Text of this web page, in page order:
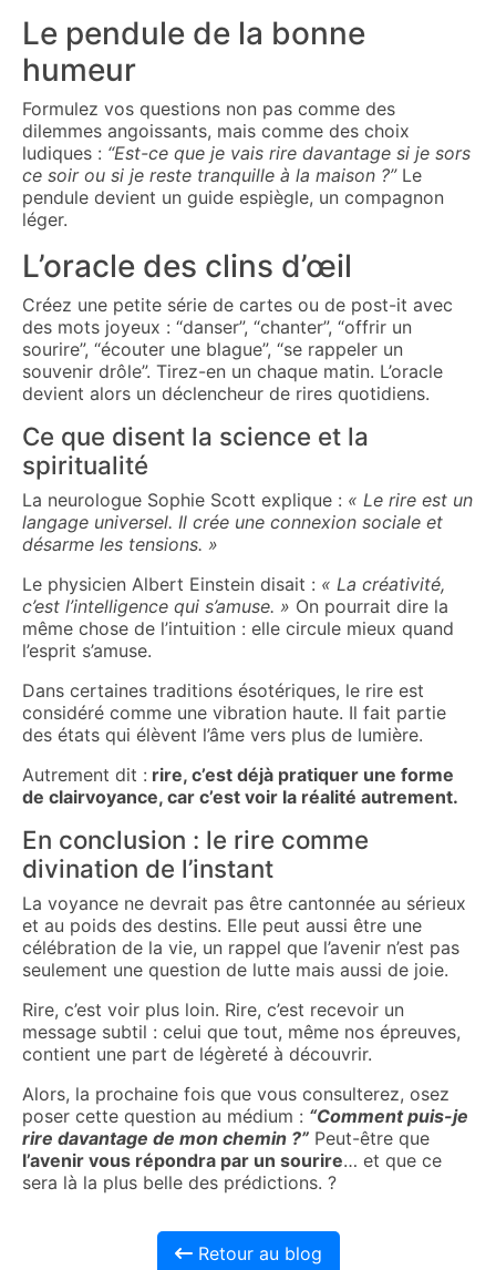
Le pendule de la bonne
humeur
Formulez vos questions non pas comme des
dilemmes angoissants, mais comme des choix
ludiques : “Est-ce que je vais rire davantage si je sors
ce soir ou si je reste tranquille à la maison ?”Le
pendule devient un guide espiègle, un compagnon
léger.
L’oracle des clins d’œil
Créez une petite série de cartes ou de post-it avec
des mots joyeux : “danser”, “chanter”, “offrir un
sourire”, “écouter une blague”, “se rappeler un
souvenir drôle”. Tirez-en un chaque matin. L’oracle
devient alors un déclencheur de rires quotidiens.
Ce que disent la science et la
spiritualité
La neurologue Sophie Scott explique : « Le rire est un
langage universel. Il crée une connexion sociale et
désarme les tensions. »
Le physicien Albert Einstein disait : « La créativité,
c’est l’intelligence qui s’amuse. » On pourrait dire la
même chose de l’intuition : elle circule mieux quand
l’esprit s’amuse.
Dans certaines traditions ésotériques, le rire est
considéré comme une vibration haute. Il fait partie
des états qui élèvent l’âme vers plus de lumière.
Autrement dit : rire, c’est déjà pratiquer une forme
de clairvoyance, car c’est voir la réalité autrement.
En conclusion : le rire comme
divination de l’instant
La voyance ne devrait pas être cantonnée au sérieux
et au poids des destins. Elle peut aussi être une
célébration de la vie, un rappel que l’avenir n’est pas
seulement une question de lutte mais aussi de joie.
Rire, c’est voir plus loin. Rire, c’est recevoir un
message subtil : celui que tout, même nos épreuves,
contient une part de légèreté à découvrir.
Alors, la prochaine fois que vous consulterez, osez
poser cette question au médium : “Comment puis-je
rire davantage de mon chemin ?” Peut-être que
l’avenir vous répondra par un sourire… et que ce
sera là la plus belle des prédictions. ?
Retour au blog